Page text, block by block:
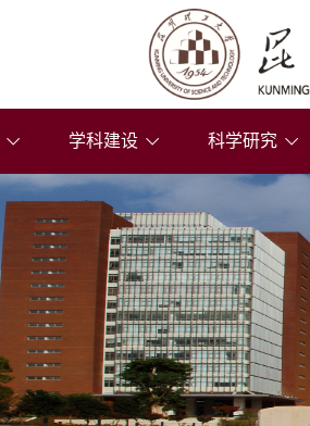
学科建设 科学研究